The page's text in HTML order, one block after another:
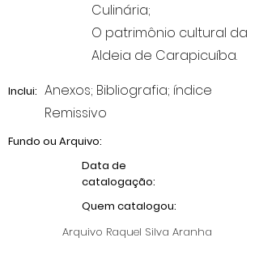
Culinária;
O patrimônio cultural da
Aldeia de Carapicuíba.
Inclui: Anexos; Bibliografia; índice
Remissivo
Fundo ou Arquivo:
Data de
catalogação:
Quem catalogou:
Arquivo Raquel Silva Aranha